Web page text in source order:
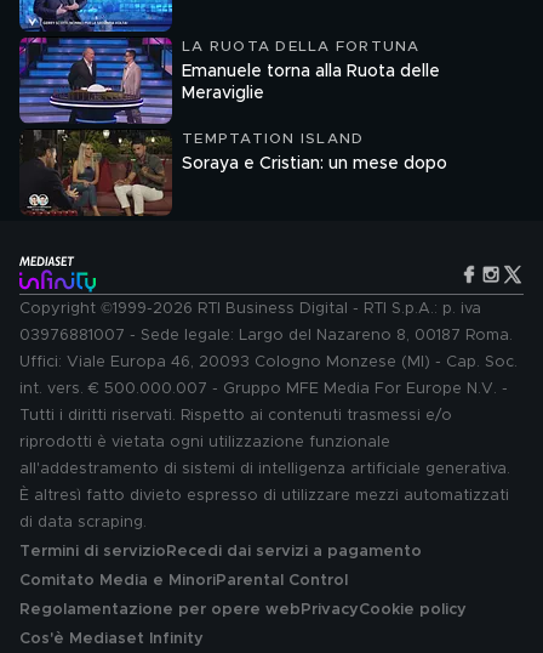
LA RUOTA DELLA FORTUNA
Emanuele torna alla Ruota delle
Meraviglie
TEMPTATION ISLAND
Soraya e Cristian: un mese dopo
Copyright ©1999-2026 RTI Business Digital - RTI S.p.A.: p. iva
03976881007 - Sede legale: Largo del Nazareno 8, 00187 Roma.
Uffici: Viale Europa 46, 20093 Cologno Monzese (MI) - Cap. Soc.
int. vers. € 500.000.007 - Gruppo MFE Media For Europe N.V. -
Tutti i diritti riservati. Rispetto ai contenuti trasmessi e/o
riprodotti è vietata ogni utilizzazione funzionale
all'addestramento di sistemi di intelligenza artificiale generativa.
È altresì fatto divieto espresso di utilizzare mezzi automatizzati
di data scraping.
Termini di servizio Recedi dai servizi a pagamento
Comitato Media e MinoriParental Control
Regolamentazione per opere web PrivacyCookie policy
Cos'è Mediaset Infinity